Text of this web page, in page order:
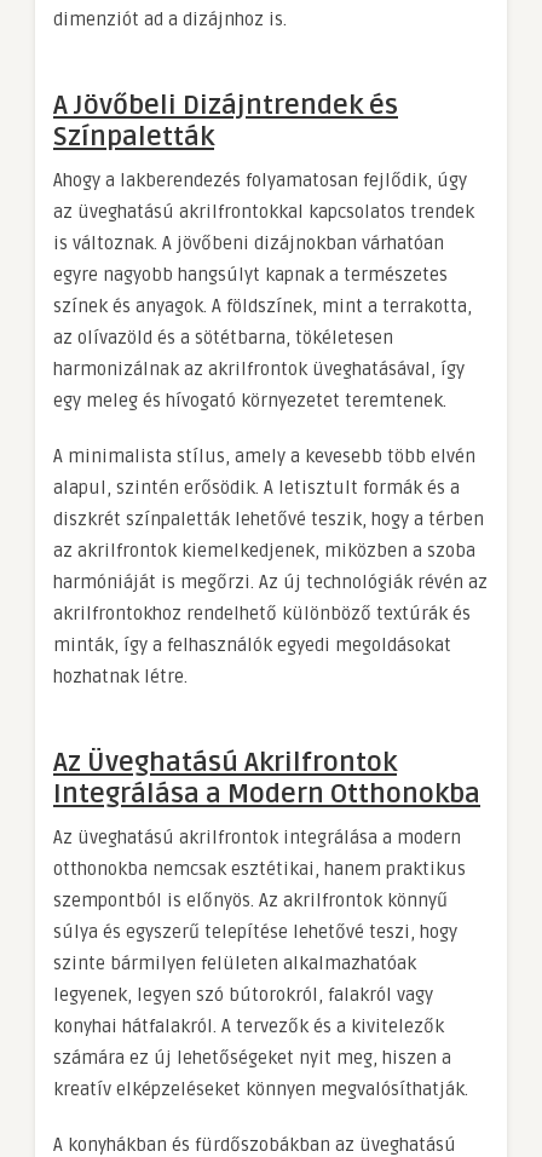
dimenziót ad a dizájnhoz is.
A Jövőbeli Dizájntrendek és
Színpaletták
Ahogy a lakberendezés folyamatosan fejlődik, úgy
az üveghatású akrilfrontokkal kapcsolatos trendek
is változnak. A jövőbeni dizájnokban várhatóan
egyre nagyobb hangsúlyt kapnak a természetes
színek és anyagok. A földszínek, mint a terrakotta,
az olívazöld és a sötétbarna, tökéletesen
harmonizálnak az akrilfrontok üveghatásával, így
egy meleg és hívogató környezetet teremtenek.
A minimalista stílus, amely a kevesebb több elvén
alapul, szintén erősödik. A letisztult formák és a
diszkrét színpaletták lehetővé teszik, hogy a térben
az akrilfrontok kiemelkedjenek, miközben a szoba
harmóniáját is megőrzi. Az új technológiák révén az
akrilfrontokhoz rendelhető különböző textúrák és
minták, így a felhasználók egyedi megoldásokat
hozhatnak létre.
Az Üveghatású Akrilfrontok
Integrálása a Modern Otthonokba
Az üveghatású akrilfrontok integrálása a modern
otthonokba nemcsak esztétikai, hanem praktikus
szempontból is előnyös. Az akrilfrontok könnyű
súlya és egyszerű telepítése lehetővé teszi, hogy
szinte bármilyen felületen alkalmazhatóak
legyenek, legyen szó bútorokról, falakról vagy
konyhai hátfalakról. A tervezők és a kivitelezők
számára ez új lehetőségeket nyit meg, hiszen a
kreatív elképzeléseket könnyen megvalósíthatják.
A konyhákban és fürdőszobákban az üveghatású